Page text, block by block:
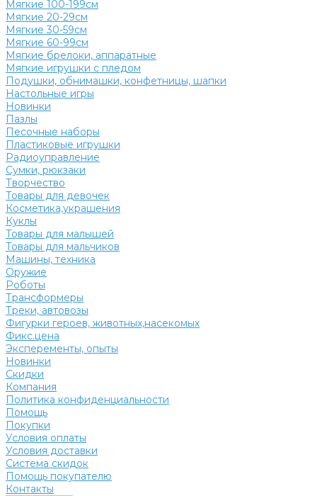
Мягкие 100-199см
Мягкие 20-29см
Мягкие 30-59см
Мягкие 60-99см
Мягкие брелоки, аппаратные
Мягкие игрушки с пледом
Подушки, обнимашки, конфетницы, шапки
Настольные игры
Новинки
Пазлы
Песочные наборы
Пластиковые игрушки
Радиоуправление
Сумки, рюкзаки
Творчество
Товары для девочек
Косметика,украшения
Куклы
Товары для малышей
Товары для мальчиков
Машины, техника
Оружие
Роботы
Трансформеры
Треки, автовозы
Фигурки героев, животных,насекомых
Фикс.цена
Эксперементы, опыты
Новинки
Скидки
Компания
Политика конфиденциальности
Помощь
Покупки
Условия оплаты
Условия доставки
Система скидок
Помощь покупателю
Контакты